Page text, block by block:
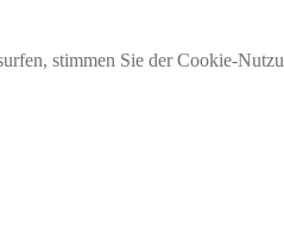
stimmen Sie der Cookie-